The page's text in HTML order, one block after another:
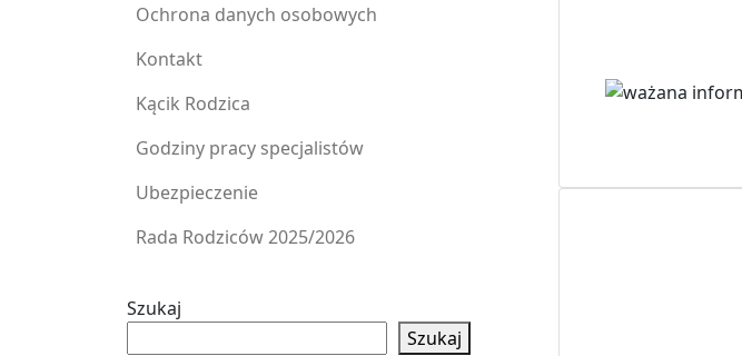
Ochrona danych osobowych
Kontakt
Kącik Rodzica
Godziny pracy specjalistów
Ubezpieczenie
Rada Rodziców 2025/2026
Szukaj
Szukaj